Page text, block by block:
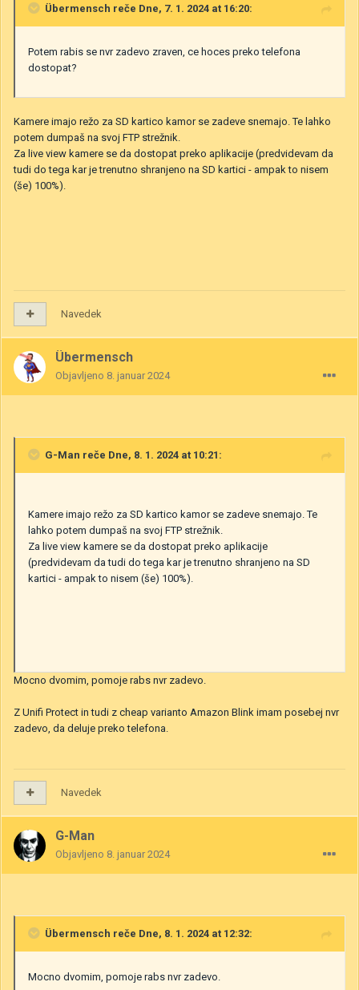
Übermensch reče Dne, 7. 1. 2024 at 16:20:
Potem rabis se nvr zadevo zraven, ce hoces preko telefona
dostopat?
Kamere imajo režo za SD kartico kamor se zadeve snemajo. Te lahko
potem dumpaš na svoj FTP strežnik.
Za live view kamere se da dostopat preko aplikacije (predvidevam da
tudi do tega kar je trenutno shranjeno na SD kartici - ampak to nisem
(še) 100%).
Navedek
Übermensch
Objavljeno 8. januar 2024
G-Man reče Dne, 8. 1. 2024 at 10:21:
Kamere imajo režo za SD kartico kamor se zadeve snemajo. Te
lahko potem dumpaš na svoj FTP strežnik.
Za live view kamere se da dostopat preko aplikacije
(predvidevam da tudi do tega kar je trenutno shranjeno na SD
kartici - ampak to nisem (še) 100%).
Mocno dvomim, pomoje rabs nvr zadevo.
Z Unifi Protect in tudi z cheap varianto Amazon Blink imam posebej nvr
zadevo, da deluje preko telefona.
Navedek
G-Man
Objavljeno 8. januar 2024
Übermensch reče Dne, 8. 1. 2024 at 12:32:
Mocno dvomim, pomoje rabs nvr zadevo.